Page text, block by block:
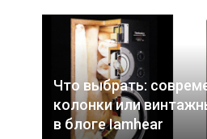
Что выбрать:
колонки или
в блоге Iamhear